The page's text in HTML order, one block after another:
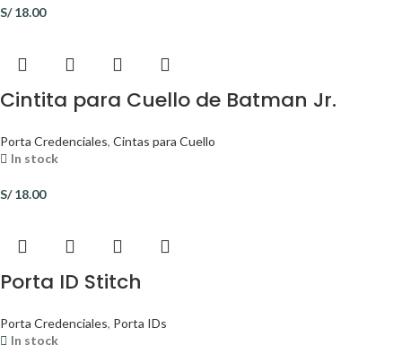
S/18.00
Cintita para Cuello de Batman Jr.
Porta Credenciales, Cintas para Cuello
In stock
S/18.00
Porta ID Stitch
Porta Credenciales, Porta IDs
In stock